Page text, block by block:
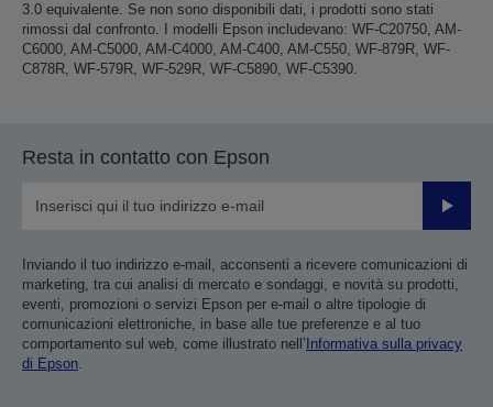
3.0 equivalente. Se non sono disponibili dati, i prodotti sono stati
rimossi dal confronto. I modelli Epson includevano: WF-C20750, AM-
C6000, AM-C5000, AM-C4000, AM-C400, AM-C550, WF-879R, WF-
C878R, WF-579R, WF-529R, WF-C5890, WF-C5390.
Resta in contatto con Epson
Invia
Inviando il tuo indirizzo e-mail, acconsenti a ricevere comunicazioni di
marketing, tra cui analisi di mercato e sondaggi, e novità su prodotti,
eventi, promozioni o servizi Epson per e-mail o altre tipologie di
comunicazioni elettroniche, in base alle tue preferenze e al tuo
comportamento sul web, come illustrato nell’ Informativa sulla privacy
di Epson.